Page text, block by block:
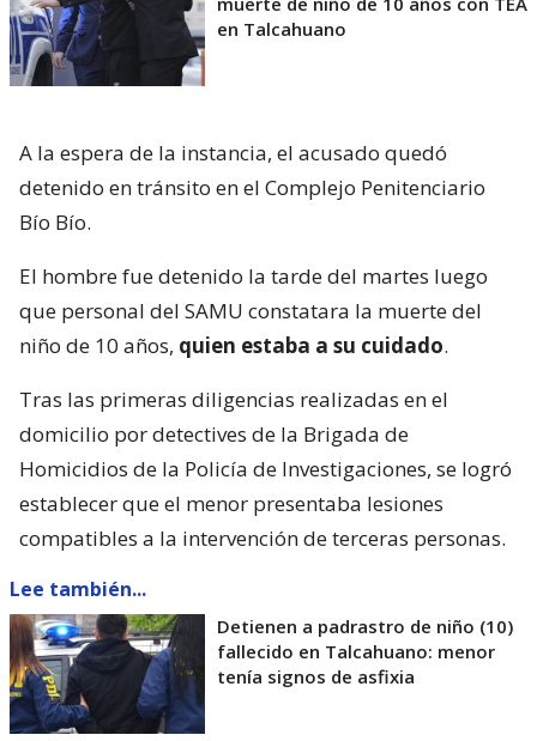
en Talcahuano
A la espera de la instancia, el acusado quedó
detenido en tránsito en el Complejo Penitenciario
Bío Bío.
El hombre fue detenido la tarde del martes luego
que personal del SAMU constatara la muerte del
niño de 10 años, quien estaba a su cuidado.
Tras las primeras diligencias realizadas en el
domicilio por detectives de la Brigada de
Homicidios de la Policía de Investigaciones, se logró
establecer que el menor presentaba lesiones
compatibles a la intervención de terceras personas.
Lee también...
Detienen a padrastro de niño (10)
fallecido en Talcahuano: menor
tenía signos de asfixia